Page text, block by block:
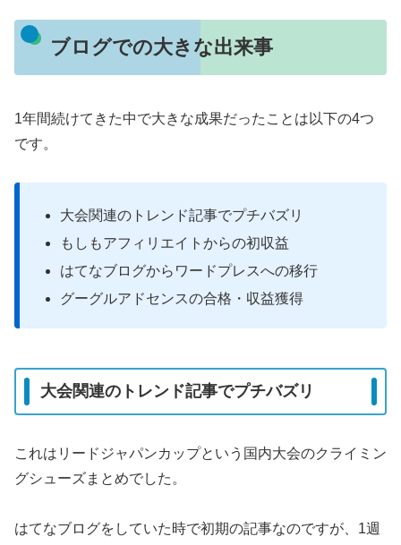
ブログでの大きな出来事
1年間続けてきた中で大きな成果だったことは以下の4つ
です。
大会関連のトレンド記事でプチバズリ
もしもアフィリエイトからの初収益
はてなブログからワードプレスへの移行
グーグルアドセンスの合格・収益獲得
大会関連のトレンド記事でプチバズリ
これはリードジャパンカップという国内大会のクライミン
グシューズまとめでした。
はてなブログをしていた時で初期の記事なのですが、1週